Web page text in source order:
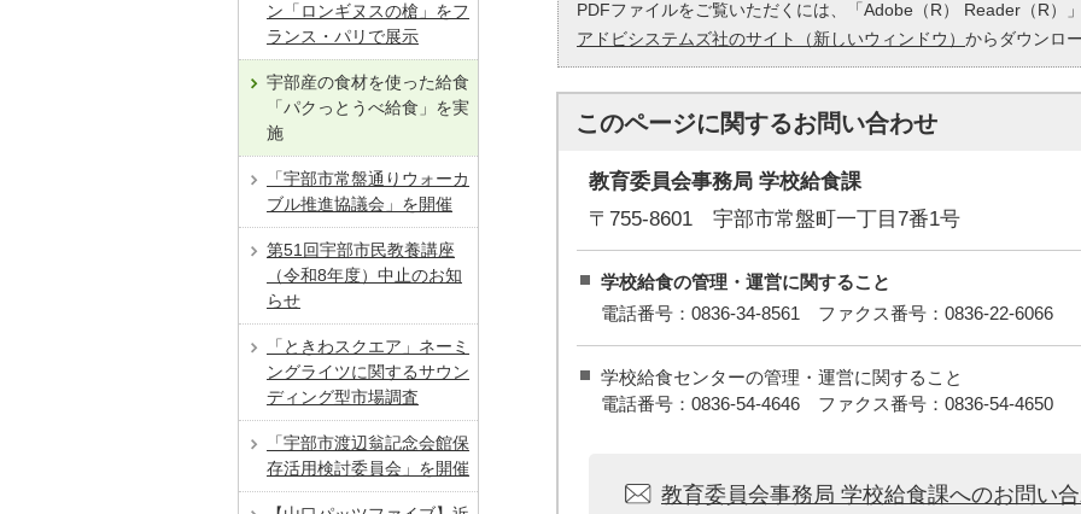
PDFファイルをご覧いただくには、「Adobe（R） Reader（R）
アドビシステムズ社のサイト（新しいウィンドウ） からダウンロ
このページに関するお問い合わせ
教育委員会事務局 学校給食課
〒755-8601 宇部市常盤町一丁目7番1号
学校給食の管理・運営に関すること
電話番号：0836-34-8561 ファクス番号：0836-22-6066
学校給食センターの管理・運営に関すること
電話番号：0836-54-4646 ファクス番号：0836-54-4650
教育委員会事務局 学校給食課へのお問い
ン「ロンギヌスの槍」をフ
ランス・パリで展示
宇部産の食材を使った給食
「パクっとうべ給食」を実
施
「宇部市常盤通りウォーカ
ブル推進協議会」を開催
第51回宇部市民教養講座
（令和8年度）中止のお知
らせ
「ときわスクエア」ネーミ
ングライツに関するサウン
ディング型市場調査
「宇部市渡辺翁記念会館保
存活用検討委員会」を開催